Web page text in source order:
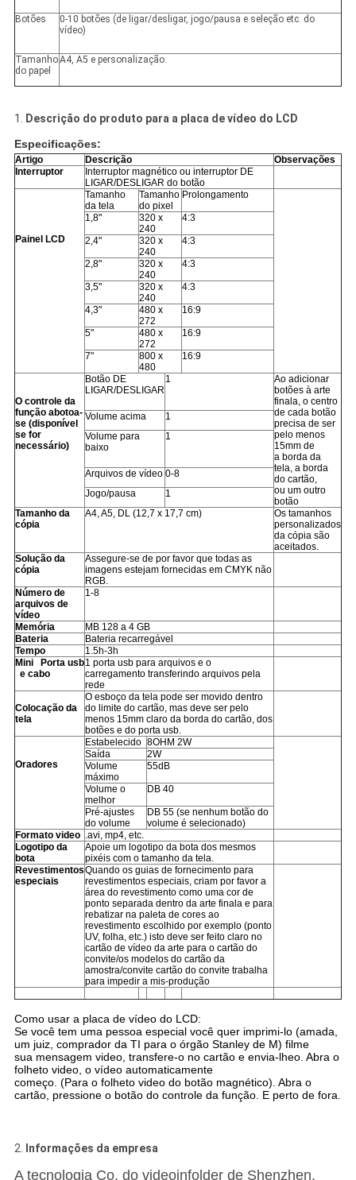
Botões
0-10 botões (de ligar/desligar, jogo/pausa e seleção etc. do
vídeo)
Tamanho
do papel
A4, A5 e personalização.
1. Descrição do produto para a placa de vídeo do LCD
Especificações:
Artigo Descrição
Observações
Interruptor
Interruptor magnético ou interruptor DE
LIGAR/DESLIGAR do botão
Painel LCD
Tamanho
da tela
Tamanho
do pixel
Prolongamento
1,8"
320 x
240
4:3
2,4"
320 x
240
4:3
2,8"
320 x
240
4:3
3,5"
320 x
240
4:3
4,3"
480 x
272
16:9
5"
480 x
272
16:9
7"
800 x
480
16:9
O controle da
função abotoa-
se (disponível
se for
necessário)
Botão DE
LIGAR/DESLIGAR
1
Ao adicionar
botões à arte
finala, o centro
de cada botão
precisa de ser
pelo menos
15mm de
a borda da
tela, a borda
do cartão,
ou um outro
botão
Volume acima
1
Volume para
baixo
1
Arquivos de vídeo 0-8
Jogo/pausa
1
Tamanho da
cópia
A4, A5, DL (12,7 x 17,7 cm)
Os tamanhos
personalizados
da cópia são
aceitados.
Solução da
cópia
Assegure-se de por favor que todas as
imagens estejam fornecidas em CMYK não
RGB.
Número de
arquivos de
vídeo
1-8
Memória
MB 128 a 4 GB
Bateria
Bateria recarregável
Tempo
1.5h-3h
Mini Porta usb
e cabo
1 porta usb para arquivos e o
carregamento transferindo arquivos pela
rede
Colocação da
tela
O esboço da tela pode ser movido dentro
do limite do cartão, mas deve ser pelo
menos 15mm claro da borda do cartão, dos
botões e do porta usb.
Oradores
Estabelecido 8OHM 2W
Saída
2W
Volume
máximo
55dB
Volume o
melhor
DB 40
Pré-ajustes
do volume
DB 55 (se nenhum botão do
volume é selecionado)
Formato video .avi, mp4, etc.
Logotipo da
bota
Apoie um logotipo da bota dos mesmos
pixéis com o tamanho da tela.
Revestimentos
especiais
Quando os guias de fornecimento para
revestimentos especiais, criam por favor a
área do revestimento como uma cor de
ponto separada dentro da arte finala e para
rebatizar na paleta de cores ao
revestimento escolhido por exemplo (ponto
UV, folha, etc.) isto deve ser feito claro no
cartão de vídeo da arte para o cartão do
convite/os modelos do cartão da
amostra/convite cartão do convite trabalha
para impedir a mis-produção
Como usar a placa de vídeo do LCD:
Se você tem uma pessoa especial você quer imprimi-lo (amada,
um juiz, comprador da TI para o órgão Stanley de M) filme
sua mensagem video, transfere-o no cartão e envia-lheo. Abra o
folheto video, o vídeo automaticamente
começo. (Para o folheto video do botão magnético). Abra o
cartão, pressione o botão do controle da função. E perto de fora.
2. Informações da empresa
A tecnologia Co. do videoinfolder de Shenzhen,